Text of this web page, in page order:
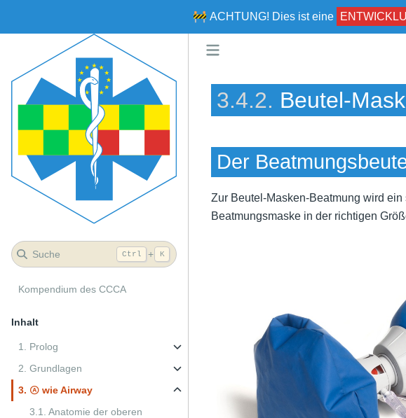
🚧 ACHTUNG! Dies ist eine
Suche Ctrl + K
Kompendium des CCCA
Inhalt
1. Prolog
2. Grundlagen
3. Ⓐ wie Airway
3.1. Anatomie der oberen
3.4.2. Beutel-
Der
Zur Beutel-Masken-Beatmung wird
Beatmungsmaske in der richtigen